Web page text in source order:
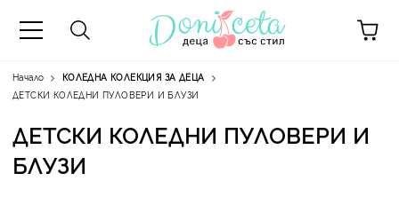
Начало
КОЛЕДНА КОЛЕКЦИЯ ЗА ДЕЦА
ДЕТСКИ КОЛЕДНИ ПУЛОВЕРИ И БЛУЗИ
ДЕТСКИ КОЛЕДНИ ПУЛОВЕРИ И
БЛУЗИ